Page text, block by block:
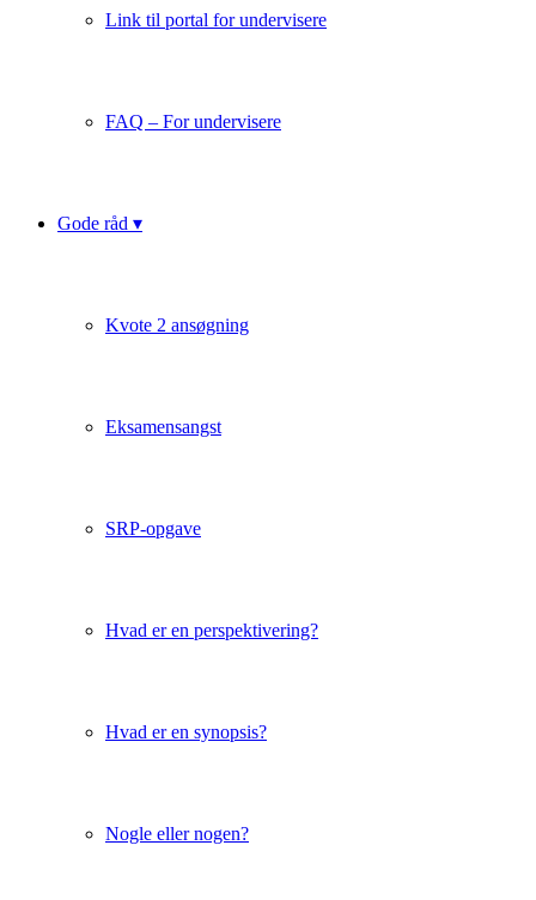
Link til portal for undervisere
FAQ – For undervisere
Gode råd ▾
Kvote 2 ansøgning
Eksamensangst
SRP-opgave
Hvad er en perspektivering?
Hvad er en synopsis?
Nogle eller nogen?